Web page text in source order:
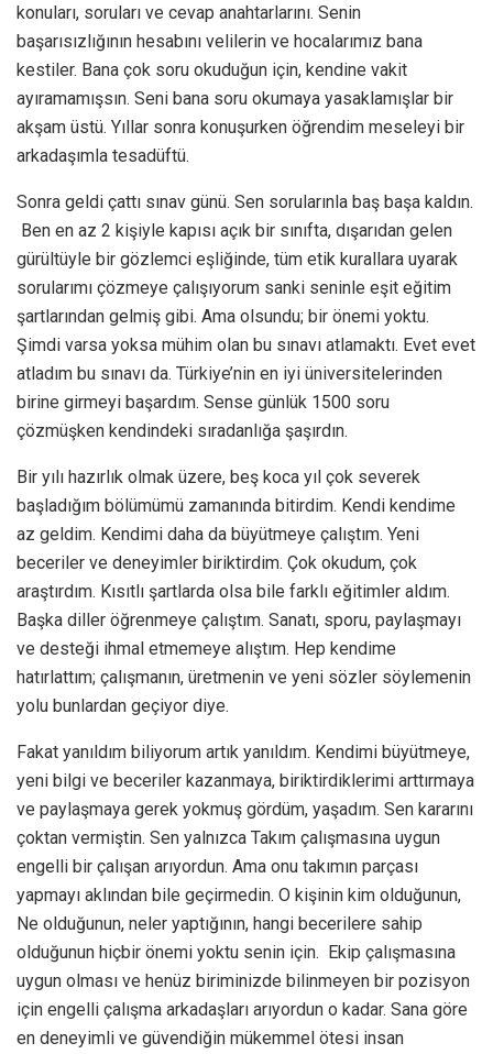
konuları, soruları ve cevap anahtarlarını. Senin
başarısızlığının hesabını velilerin ve hocalarımız bana
kestiler. Bana çok soru okuduğun için, kendine vakit
ayıramamışsın. Seni bana soru okumaya yasaklamışlar bir
akşam üstü. Yıllar sonra konuşurken öğrendim meseleyi bir
arkadaşımla tesadüftü.
Sonra geldi çattı sınav günü. Sen sorularınla baş başa kaldın.
Ben en az 2 kişiyle kapısı açık bir sınıfta, dışarıdan gelen
gürültüyle bir gözlemci eşliğinde, tüm etik kurallara uyarak
sorularımı çözmeye çalışıyorum sanki seninle eşit eğitim
şartlarından gelmiş gibi. Ama olsundu; bir önemi yoktu.
Şimdi varsa yoksa mühim olan bu sınavı atlamaktı. Evet evet
atladım bu sınavı da. Türkiye’nin en iyi üniversitelerinden
birine girmeyi başardım. Sense günlük 1500 soru
çözmüşken kendindeki sıradanlığa şaşırdın.
Bir yılı hazırlık olmak üzere, beş koca yıl çok severek
başladığım bölümümü zamanında bitirdim. Kendi kendime
az geldim. Kendimi daha da büyütmeye çalıştım. Yeni
beceriler ve deneyimler biriktirdim. Çok okudum, çok
araştırdım. Kısıtlı şartlarda olsa bile farklı eğitimler aldım.
Başka diller öğrenmeye çalıştım. Sanatı, sporu, paylaşmayı
ve desteği ihmal etmemeye alıştım. Hep kendime
hatırlattım; çalışmanın, üretmenin ve yeni sözler söylemenin
yolu bunlardan geçiyor diye.
Fakat yanıldım biliyorum artık yanıldım. Kendimi büyütmeye,
yeni bilgi ve beceriler kazanmaya, biriktirdiklerimi arttırmaya
ve paylaşmaya gerek yokmuş gördüm, yaşadım. Sen kararını
çoktan vermiştin. Sen yalnızca Takım çalışmasına uygun
engelli bir çalışan arıyordun. Ama onu takımın parçası
yapmayı aklından bile geçirmedin. O kişinin kim olduğunun,
Ne olduğunun, neler yaptığının, hangi becerilere sahip
olduğunun hiçbir önemi yoktu senin için. Ekip çalışmasına
uygun olması ve henüz biriminizde bilinmeyen bir pozisyon
için engelli çalışma arkadaşları arıyordun o kadar. Sana göre
en deneyimli ve güvendiğin mükemmel ötesi insan